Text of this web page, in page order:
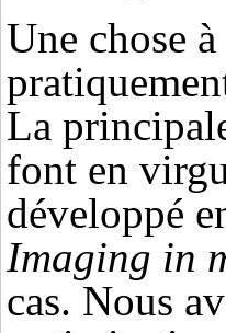
Une chose
La
font en
développé
Imaging in
cas. Nous